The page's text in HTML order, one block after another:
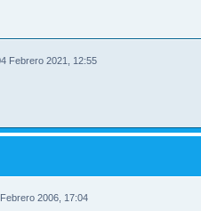
Febrero 2021, 12:55
2006, 17:04